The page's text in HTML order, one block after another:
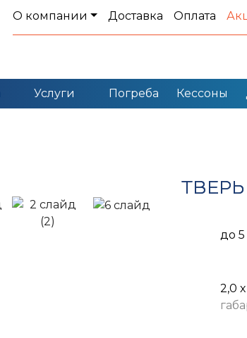
О компании Доставка Оплата
Услуги Погреба Кессоны
ТВЕРЬ
до
2,0 х